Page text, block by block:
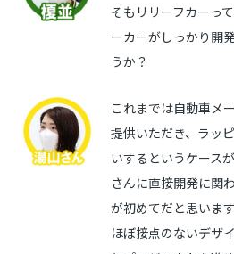
そもリリーフカーっ
ーカーがしっかり開
うか？
これまでは自動車メ
提供いただき、ラッ
いするというケース
さんに直接開発に関
が初めてだと思いま
ほぼ接点のないデザ